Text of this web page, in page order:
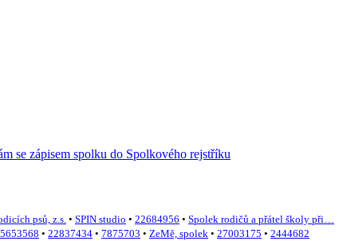
psů, z.s. • SPIN studio • 22684956 • Spolek rodičů a přátel školy při…
5653568 • 22837434 • 7875703 • ZeMě, spolek • 27003175 • 2444682